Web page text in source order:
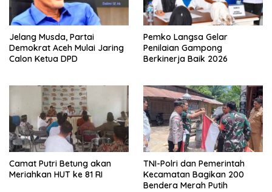
Jelang Musda, Partai
Demokrat Aceh Mulai Jaring
Calon Ketua DPD
Pemko Langsa Gelar
Penilaian Gampong
Berkinerja Baik 2026
Camat Putri Betung akan
Meriahkan HUT ke 81 RI
TNI-Polri dan Pemerintah
Kecamatan Bagikan 200
Bendera Merah Putih